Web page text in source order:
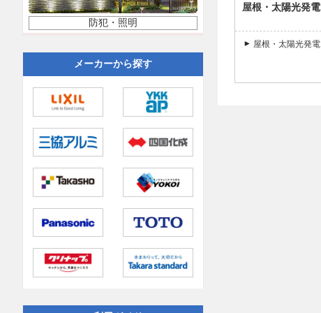
屋根・太陽光発電
屋根・太陽光発電
防犯・照明
メーカーから探す